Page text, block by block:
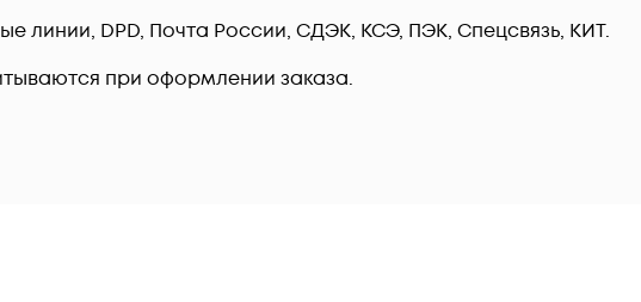
линии, DPD, Почта России, СДЭК, КСЭ, ПЭК, Спецсвязь, КИТ.
при оформлении заказа.